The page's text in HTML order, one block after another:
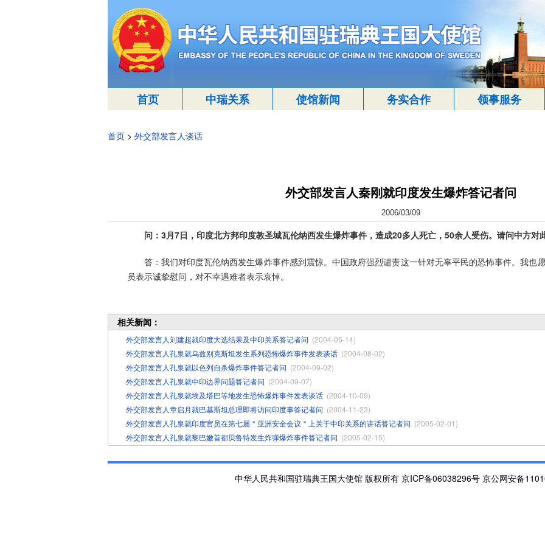
首页 中瑞关系 使馆新闻 务实合作 领事服务
首页> 外交部发言人谈话
外交部发言人秦刚就印度发生爆炸答记者问
2006/03/09
问： 3月7日，印度北方邦印度教圣城瓦伦纳西发生爆炸事件，造成20多人死亡，50余人受伤。请问中方对
答：我们对印度瓦伦纳西发生爆炸事件感到震惊。中国政府强烈谴责这一针对无辜平民的恐怖事件。我也
员表示诚挚慰问，对不幸遇难者表示哀悼。
相关新闻：
外交部发言人刘建超就印度大选结果及中印关系答记者问 (2004-05-14)
外交部发言人孔泉就乌兹别克斯坦发生系列恐怖爆炸事件发表谈话 (2004-08-02)
外交部发言人孔泉就以色列自杀爆炸事件答记者问 (2004-09-02)
外交部发言人孔泉就中印边界问题答记者问 (2004-09-07)
外交部发言人孔泉就埃及塔巴等地发生恐怖爆炸事件发表谈话 (2004-10-09)
外交部发言人章启月就巴基斯坦总理即将访问印度事答记者问 (2004-11-23)
外交部发言人孔泉就印度官员在第七届＂亚洲安全会议＂上关于中印关系的讲话答记者问 (2005-02-01)
外交部发言人孔泉就黎巴嫩首都贝鲁特发生炸弹爆炸事件答记者问 (2005-02-15)
中华人民共和国驻瑞典王国大使馆 版权所有 京ICP备06038296号 京公网安备